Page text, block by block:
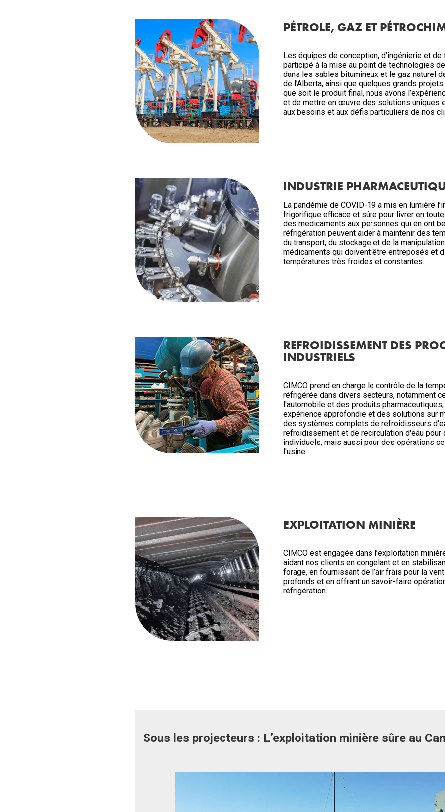
PÉTROLE, GAZ ET
Les équipes de conception, d’ingénierie et
participé à la mise au point de technologies
dans les sables bitumineux et le gaz naturel
de l’Alberta, ainsi que quelques grands
que soit le produit final, nous avons
et de mettre en œuvre des solutions uniques
aux besoins et aux défis particuliers de nos
INDUSTRIE
La pandémie de COVID-19 a mis en lumière
frigorifique efficace et sûre pour livrer en
des médicaments aux personnes qui en ont
réfrigération peuvent aider à maintenir des
du transport, du stockage et de la
médicaments qui doivent être entreposés et
températures très froides et constantes.
REFROIDISSEMENT DES
INDUSTRIELS
CIMCO prend en charge le contrôle de la
réfrigérée dans divers secteurs, notamment
l'automobile et des produits
expérience approfondie et des solutions sur
des systèmes complets de refroidisseurs
refroidissement et de recirculation d'eau pour
individuels, mais aussi pour des opérations
l'usine.
EXPLOITATION MINIÈRE
CIMCO est engagée dans l’exploitation
aidant nos clients en congelant et en
forage, en fournissant de l’air frais pour la
profonds et en offrant un savoir-faire
réfrigération.
Sous les projecteurs : L’exploitation minière sûre au